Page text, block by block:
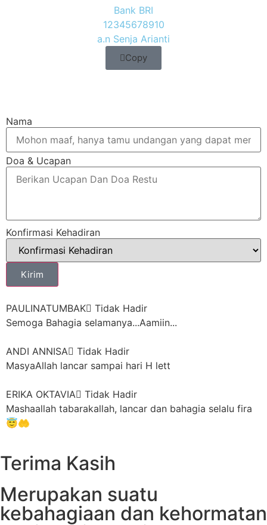
Bank BRI
12345678910
a.n Senja Arianti
Copy
Nama
Doa & Ucapan
Konfirmasi Kehadiran
Kirim
PAULINATUMBAK
Tidak Hadir
Semoga Bahagia selamanya...Aamiin...
ANDI ANNISA
Tidak Hadir
MasyaAllah lancar sampai hari H lett
ERIKA OKTAVIA
Tidak Hadir
Mashaallah tabarakallah, lancar dan bahagia selalu fira
😇🤲
Masya Allah 🥰 banyak'' selamat untuk mu fir🫶🏻
bahagia selalu sampai tua untuk kalian berdua🤗🫶🏻
Terima Kasih
Merupakan suatu
kebahagiaan dan kehormatan